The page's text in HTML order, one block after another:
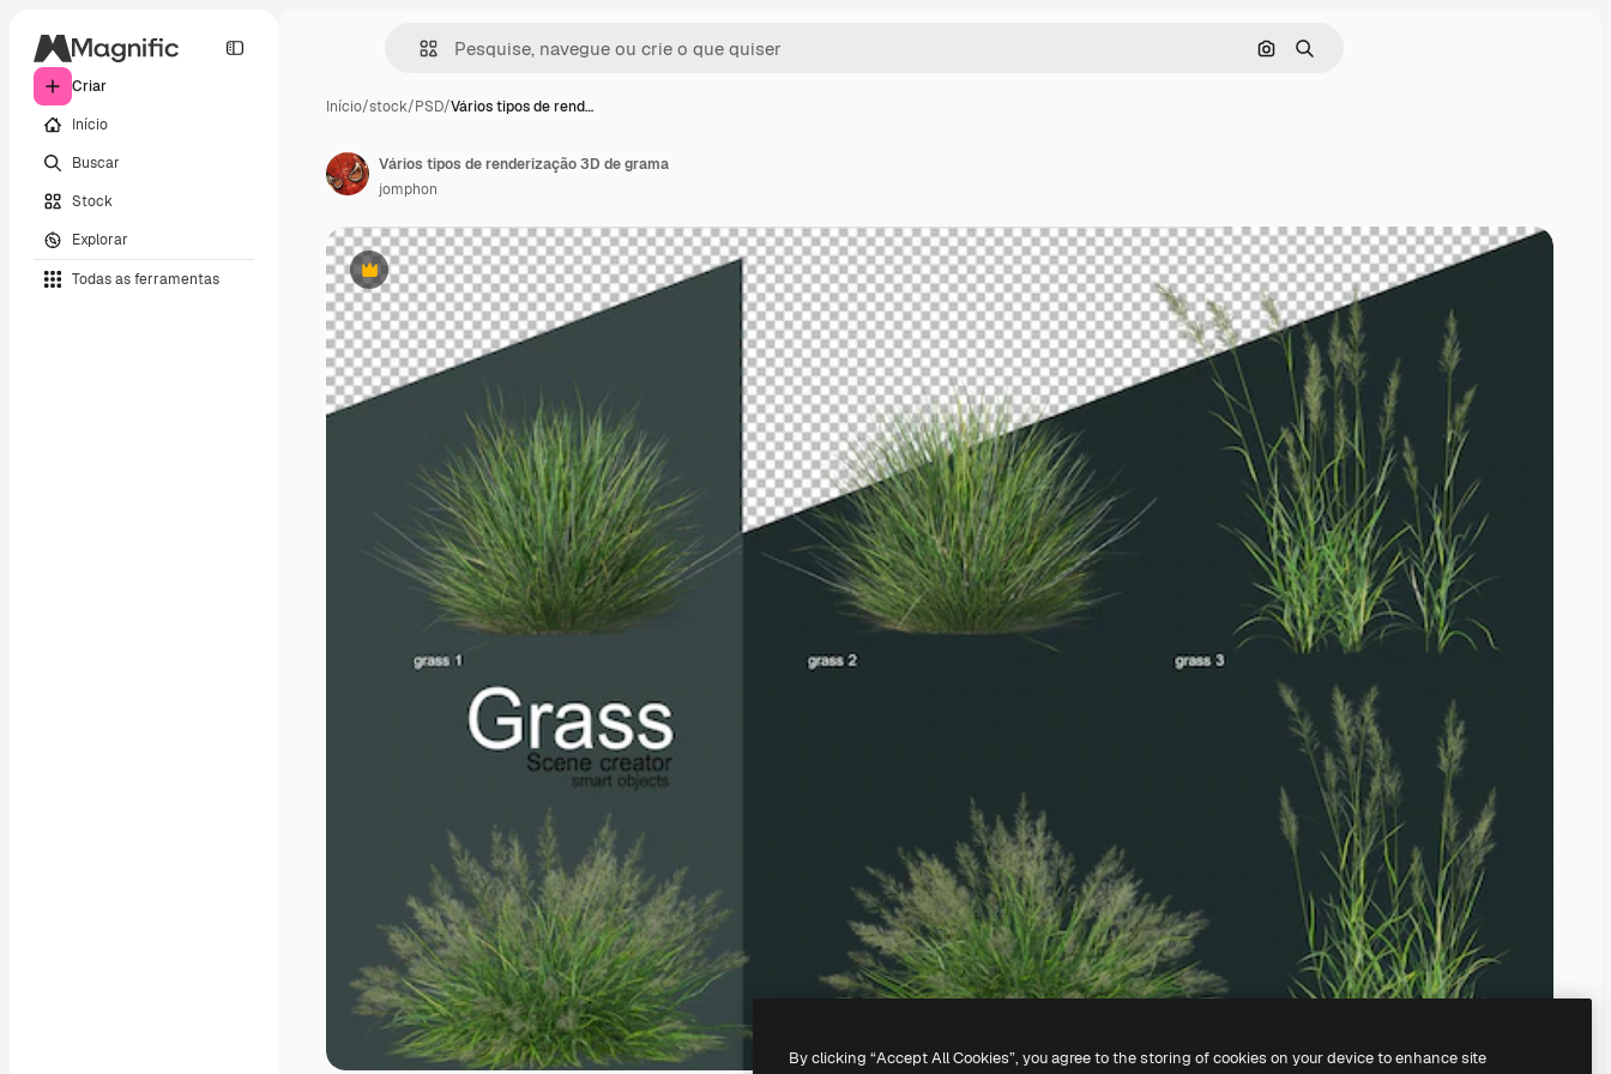
Criar
Início
Buscar
Stock
Explorar
Todas as ferramentas
Pesquisar por imagem
Buscar
Início/stock/PSD/Vários tipos de rend…
Premium
Vários tipos de renderização 3D de grama
jomphon
By clicking “Accept All Cookies”, you agree to the storing of cookies on your device to enhance site